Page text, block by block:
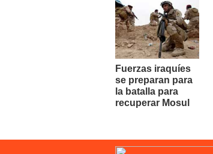
Fuerzas iraquíes
se preparan para
la batalla para
recuperar Mosul